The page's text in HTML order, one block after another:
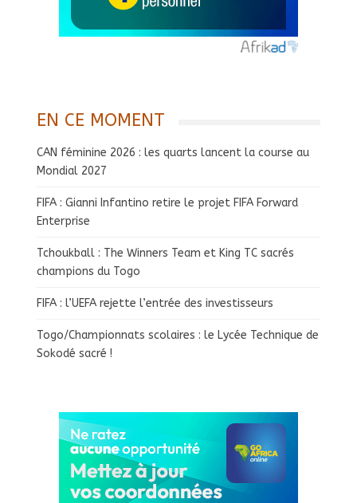
EN CE MOMENT
CAN féminine 2026 : les quarts lancent la course au
Mondial 2027
FIFA : Gianni Infantino retire le projet FIFA Forward
Enterprise
Tchoukball : The Winners Team et King TC sacrés
champions du Togo
FIFA : l’UEFA rejette l’entrée des investisseurs
Togo/Championnats scolaires : le Lycée Technique de
Sokodé sacré !